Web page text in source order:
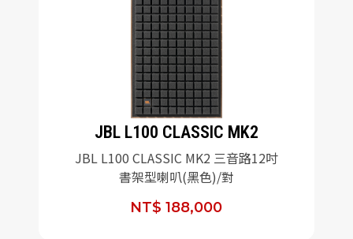
JBL L100 CLASSIC MK2
JBL L100 CLASSIC MK2 三音路12吋
書架型喇叭(黑色)/對
NT$ 188,000